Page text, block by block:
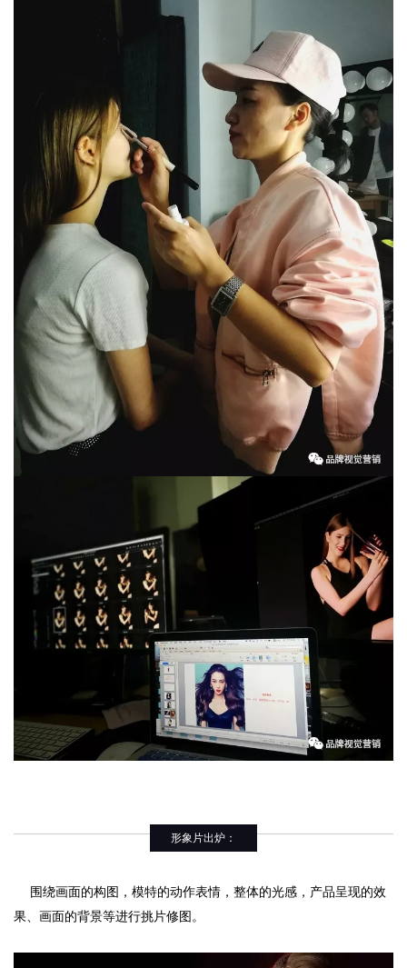
形象片出炉：
围绕画面的构图，模特的动作表情，整体的光感，产品呈现的效
果、画面的背景等进行挑片修图。